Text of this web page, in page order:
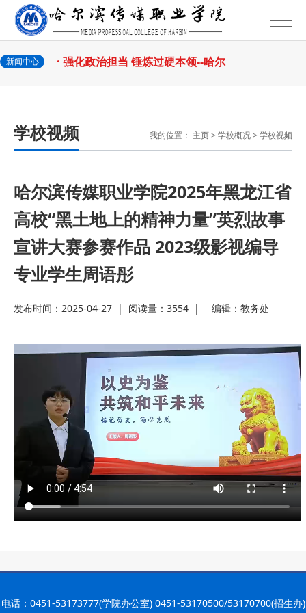
新闻中心
—— 哈 2026-07-24
· 锚定目标谋新篇 巾帼聚力启新程
—— 哈 2026-07-23
· 强化政治担当 锤炼过硬本领--哈尔
和团队获奖 2026-07-31
· 省委常委会召开会议 许勤主持并讲
话 2026-07-31
· 省教育厅举行树立和践行正确政绩
观学习教育 2026-07-31
· 我省举办第十一届黑龙江省高校辅
导员素质能
· 深学经济思想 发展新质生产力--学
院党委 2026-07-27
· 黑龙江省高校在第六届全国高校教
师教学创新 2026-07-25
· 教育部2026年“宏志助航计划”师资
培训 2026-07-24
· 凝心聚力绘蓝图 踔厉奋进启新程
—— 哈
· 锚定目标谋新篇 巾帼聚力启新程
—— 哈 2026-07-23
· 强化政治担当 锤炼过硬本领--哈尔
滨传媒 2026-07-23
学校视频 我的位置： 主页> 学校概况> 学校视频
哈尔滨传媒职业学院2025年黑龙江省
高校“黑土地上的精神力量”英烈故事
宣讲大赛参赛作品 2023级影视编导
专业学生周语彤
发布时间：2025-04-27 | 阅读量：3554 | 编辑： 教务处
电话：0451-53173777(学院办公室) 0451-53170500/53170700(招生办)